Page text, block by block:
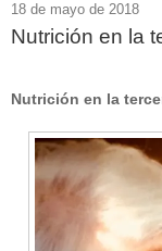
18 de mayo de 2018
Nutrición en la
Nutrición en la